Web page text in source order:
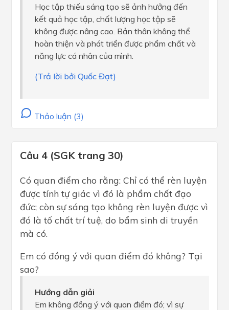
Học tập thiếu sáng tạo sẽ ảnh hưởng đến
kết quả học tập, chất lượng học tập sẽ
không được nâng cao. Bản thân không thể
hoàn thiện và phát triển được phẩm chất và
năng lực cá nhân của mình.
(Trả lời bởi Quốc Đạt)
Thảo luận (3)
Câu 4 (SGK trang 30)
Có quan điểm cho rằng: Chỉ có thể rèn luyện
được tính tự giác vì đó là phẩm chất đạo
đức; còn sự sáng tạo không rèn luyện được vì
đó là tố chất trí tuệ, do bẩm sinh di truyền
mà có.
Em có đồng ý với quan điểm đó không? Tại
sao?
Hướng dẫn giải
Em không đồng ý với quan điểm đó; vì sự